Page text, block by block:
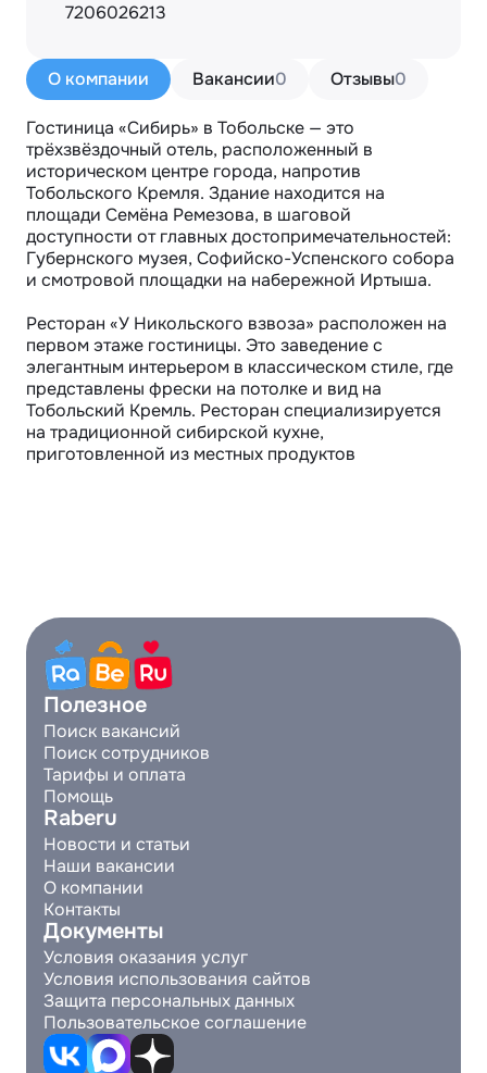
О компании Вакансии0 Отзывы0
Гостиница «Сибирь» в Тобольске — это
трёхзвёздочный отель, расположенный в
историческом центре города, напротив
Тобольского Кремля. Здание находится на
площади Семёна Ремезова, в шаговой
доступности от главных достопримечательностей:
Губернского музея, Софийско-Успенского собора
и смотровой площадки на набережной Иртыша.
Ресторан «У Никольского взвоза» расположен на
первом этаже гостиницы. Это заведение с
элегантным интерьером в классическом стиле, где
представлены фрески на потолке и вид на
Тобольский Кремль. Ресторан специализируется
на традиционной сибирской кухне,
приготовленной из местных продуктов
7206026213
Полезное
Поиск вакансий
Поиск сотрудников
Тарифы и оплата
Помощь
Raberu
Новости и статьи
Наши вакансии
О компании
Контакты
Документы
Условия оказания услуг
Условия использования сайтов
Защита персональных данных
Пользовательское соглашение